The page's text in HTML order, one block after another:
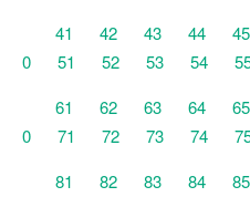
41
42 43 44 45
0
51 52 53 54
61
62 63 64 65
0
71 72 73 74
81
82 83 84 85